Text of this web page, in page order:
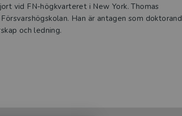
vid FN-högkvarteret i New York. Thomas
Han är antagen som doktorand
och ledning.